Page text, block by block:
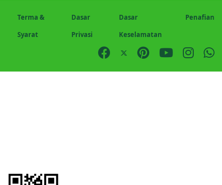
Terma &
Syarat
Dasar
Privasi
Dasar
Keselamatan
Penafian